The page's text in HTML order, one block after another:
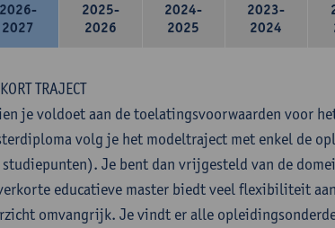
2026-
2027
2025-
2026
2024-
2025
2023-
2024
TRAJECT
je voldoet aan de toelatingsvoorwaarden voor
volg je het modeltraject met enkel de
Je bent dan vrijgesteld van de
educatieve master biedt veel flexibiliteit
omvangrijk. Je vindt er alle